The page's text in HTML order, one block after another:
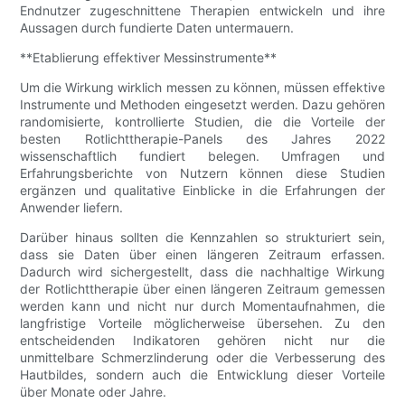
Endnutzer zugeschnittene Therapien entwickeln und ihre
Aussagen durch fundierte Daten untermauern.
**Etablierung effektiver Messinstrumente**
Um die Wirkung wirklich messen zu können, müssen effektive
Instrumente und Methoden eingesetzt werden. Dazu gehören
randomisierte, kontrollierte Studien, die die Vorteile der
besten Rotlichttherapie-Panels des Jahres 2022
wissenschaftlich fundiert belegen. Umfragen und
Erfahrungsberichte von Nutzern können diese Studien
ergänzen und qualitative Einblicke in die Erfahrungen der
Anwender liefern.
Darüber hinaus sollten die Kennzahlen so strukturiert sein,
dass sie Daten über einen längeren Zeitraum erfassen.
Dadurch wird sichergestellt, dass die nachhaltige Wirkung
der Rotlichttherapie über einen längeren Zeitraum gemessen
werden kann und nicht nur durch Momentaufnahmen, die
langfristige Vorteile möglicherweise übersehen. Zu den
entscheidenden Indikatoren gehören nicht nur die
unmittelbare Schmerzlinderung oder die Verbesserung des
Hautbildes, sondern auch die Entwicklung dieser Vorteile
über Monate oder Jahre.